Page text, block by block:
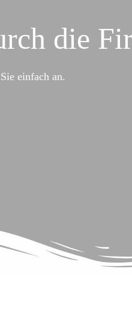
die
einfach an.